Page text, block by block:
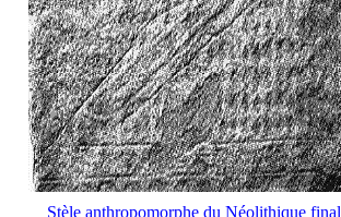
Stèle anthropomorphe du Néolithique final